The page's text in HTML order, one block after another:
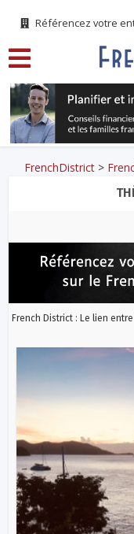
Référencez votre
FrenchDistrict >
French District : Le lien